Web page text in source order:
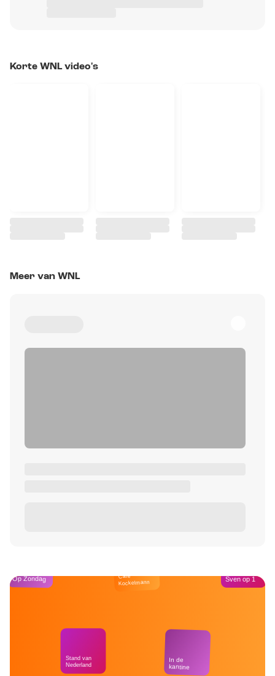
Korte WNL video's
Meer van WNL
Op Zondag
Stand van
Nederland
Café
Kockelmann
In de
kantine
Sven op 1